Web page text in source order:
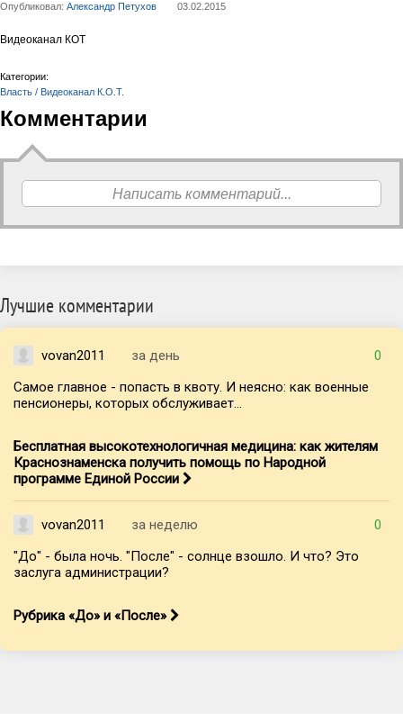
Опубликовал: Александр Петухов 03.02.2015
Видеоканал КОТ
Категории:
Власть / Видеоканал К.О.Т.
Комментарии
Написать комментарий...
Лучшие комментарии
vovan2011 за день
0
Самое главное - попасть в квоту. И неясно: как военные
пенсионеры, которых обслуживает...
Бесплатная высокотехнологичная медицина: как жителям
Краснознаменска получить помощь по Народной
программе Единой России
vovan2011 за неделю
0
"До" - была ночь. "После" - солнце взошло. И что? Это
заслуга администрации?
Рубрика «До» и «После»